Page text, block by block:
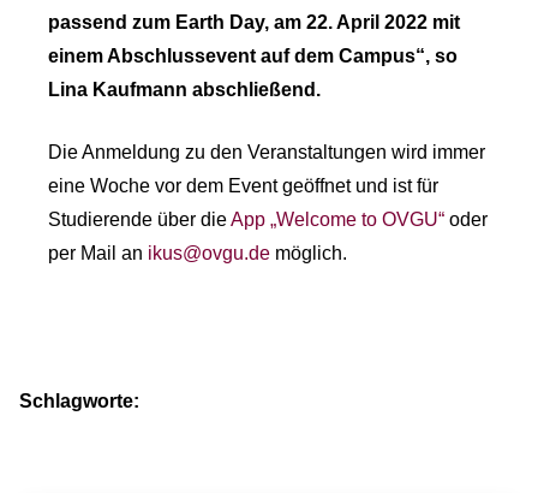
passend zum Earth Day, am 22. April 2022 mit
einem Abschlussevent auf dem Campus“, so
Lina Kaufmann abschließend.
Die Anmeldung zu den Veranstaltungen wird immer
eine Woche vor dem Event geöffnet und ist für
Studierende über dieApp „Welcome to OVGU“ oder
per Mail an ikus@ovgu.de möglich.
Schlagworte: